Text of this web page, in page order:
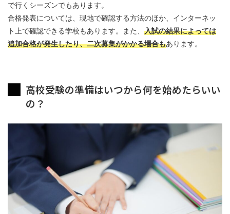
で行くシーズンでもあります。
合格発表については、現地で確認する方法のほか、インターネッ
ト上で確認できる学校もあります。また、 入試の結果によっては
追加合格が発生したり、二次募集がかかる場合もあります。
高校受験の準備はいつから何を始めたらいい
の？